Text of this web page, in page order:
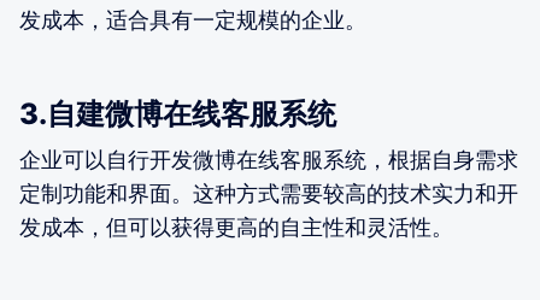
发成本，适合具有一定规模的企业。
3.自建微博在线客服系统
企业可以自行开发微博在线客服系统，根据自身需求
定制功能和界面。这种方式需要较高的技术实力和开
发成本，但可以获得更高的自主性和灵活性。